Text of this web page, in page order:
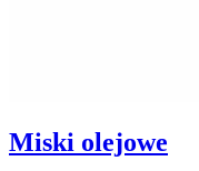
Miski olejowe